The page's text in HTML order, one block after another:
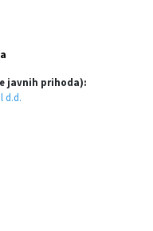
javnih prihoda):
d.d.